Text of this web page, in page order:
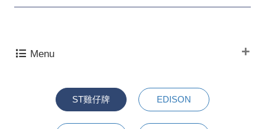
Menu
ST雞仔牌 EDISON